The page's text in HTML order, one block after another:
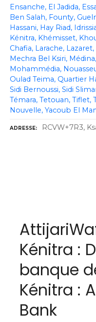
Ensanche El Jadida
Ben Salah Founty
Hassani Hay Riad
Kénitra Khémisset
Chafia Larache Lazaret
Mechra Bel Ksiri Médina
Mohammédia
Oulad Teima Quartier
Sidi Bernoussi Sidi
Témara Tetouan Tiflet
Nouvelle Yacoub El
ADRESSE RCVW+7R3,
Kénitra :
banque
Kénitra :
Bank